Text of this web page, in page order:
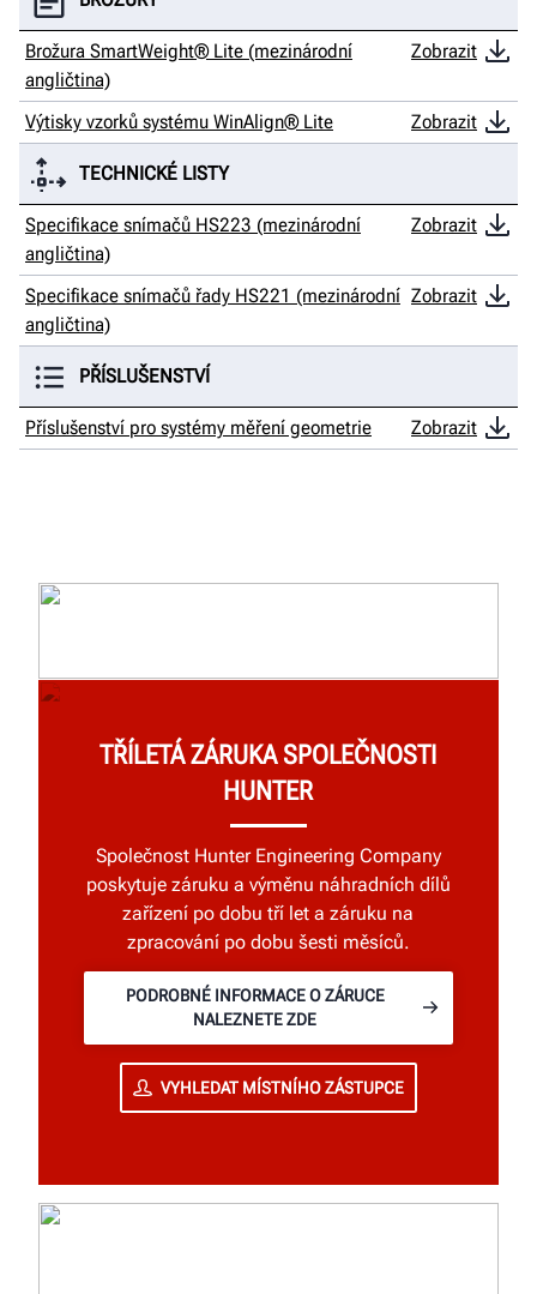
Brožura SmartWeight® Lite (mezinárodní
angličtina)
Zobrazit
Výtisky vzorků systému WinAlign® Lite Zobrazit
TECHNICKÉ LISTY
Specifikace snímačů HS223 (mezinárodní
angličtina)
Zobrazit
Specifikace snímačů řady HS221 (mezinárodní
angličtina)
Zobrazit
PŘÍSLUŠENSTVÍ
Příslušenství pro systémy měření geometrie Zobrazit
TŘÍLETÁ ZÁRUKA SPOLEČNOSTI
HUNTER
Společnost Hunter Engineering Company
poskytuje záruku a výměnu náhradních dílů
zařízení po dobu tří let a záruku na
zpracování po dobu šesti měsíců.
PODROBNÉ INFORMACE O ZÁRUCE
NALEZNETE ZDE
VYHLEDAT MÍSTNÍHO ZÁSTUPCE